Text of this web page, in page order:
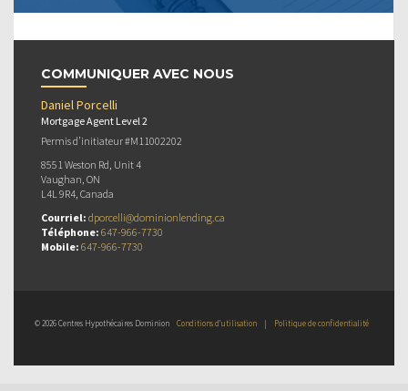
COMMUNIQUER AVEC NOUS
Daniel Porcelli
Mortgage Agent Level 2
Permis d’initiateur #M11002202
8551 Weston Rd, Unit 4
Vaughan, ON
L4L 9R4, Canada
Courriel: dporcelli@dominionlending.ca
Téléphone: 647-966-7730
Mobile: 647-966-7730
© 2026 Centres Hypothécaires Dominion Conditions d’utilisation | Politique de confidentialité